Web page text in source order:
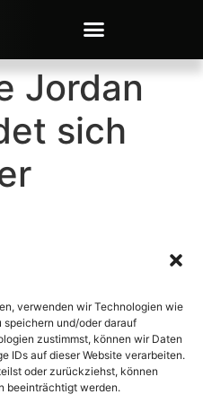
verwenden wir Technologien wie
und/oder darauf
zustimmst, können wir Daten
IDs auf dieser Website verarbeiten.
oder zurückziehst, können
beeinträchtigt werden.
Jordan
sich